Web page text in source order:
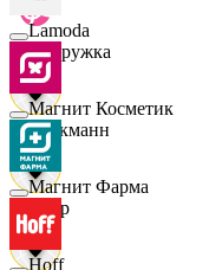
Подружка
Стокманн
Cпар
Lamoda
Магнит Косметик
Магнит Фарма
Hoff